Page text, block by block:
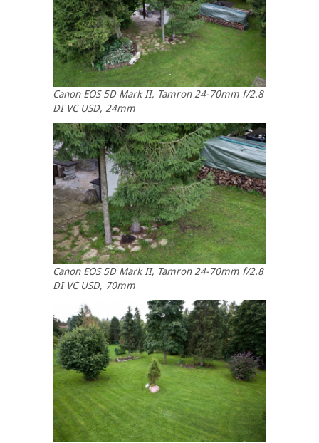
Canon EOS 5D Mark II, Tamron 24-70mm f/2.8
DI VC USD, 24mm
Canon EOS 5D Mark II, Tamron 24-70mm f/2.8
DI VC USD, 70mm